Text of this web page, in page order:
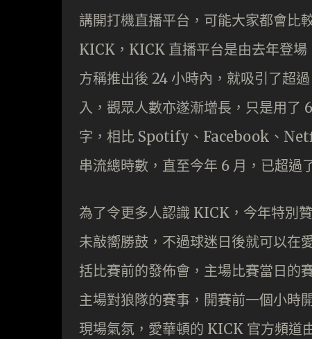
講開打機直播平台，可能大家都會
KICK，KICK 直播平台是由去年登
方稱推出後 24 小時內，就吸引了超
入，觀眾人數亦遂漸增長，只是用了
字，相比 Spotify、Facebook、
串流總時數，直至今年 6 月，已超過
為了令更多人認識 KICK，今年特別
未敲嚮勝鼓，不過球迷日後就可以在
括比賽前的發佈會，主場比賽當日的
主場對狼隊的賽事，開賽前一個小時
現場氣氛，愛華頓的 KICK 官方頻道